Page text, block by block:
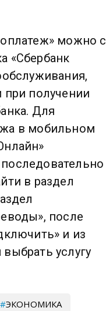
можно с
«Сбербанк
при получении
Для
в мобильном
в раздел
после
и из
услугу
ЭКОНОМИКА